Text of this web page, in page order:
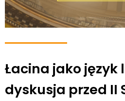
Łacina jako język
dyskusja przed II